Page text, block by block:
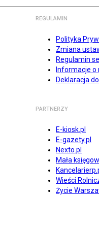
REGULAMIN
Polityka
Zmiana
Regulamin
Informacje o
Deklaracja
PARTNERZY
E-kiosk.pl
E-gazety.pl
Nexto.pl
Mała
Wieści
Życie